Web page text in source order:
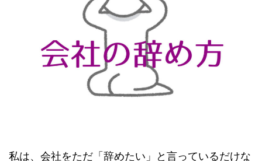
私は、会社をただ「辞めたい」と言っているだけな